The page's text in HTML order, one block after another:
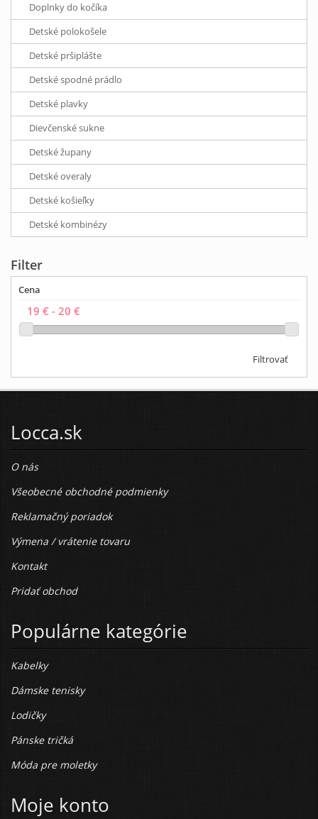
Doplnky do kočíka
Detské polokošele
Detské pršiplášte
Detské spodné prádlo
Detské plavky
Dievčenské sukne
Detské župany
Detské overaly
Detské košieľky
Detské kombinézy
Filter
Cena
Filtrovať
Locca.sk
O nás
Všeobecné obchodné podmienky
Reklamačný poriadok
Výmena / vrátenie tovaru
Kontakt
Pridať obchod
Populárne kategórie
Kabelky
Dámske tenisky
Lodičky
Pánske tričká
Móda pre moletky
Moje konto